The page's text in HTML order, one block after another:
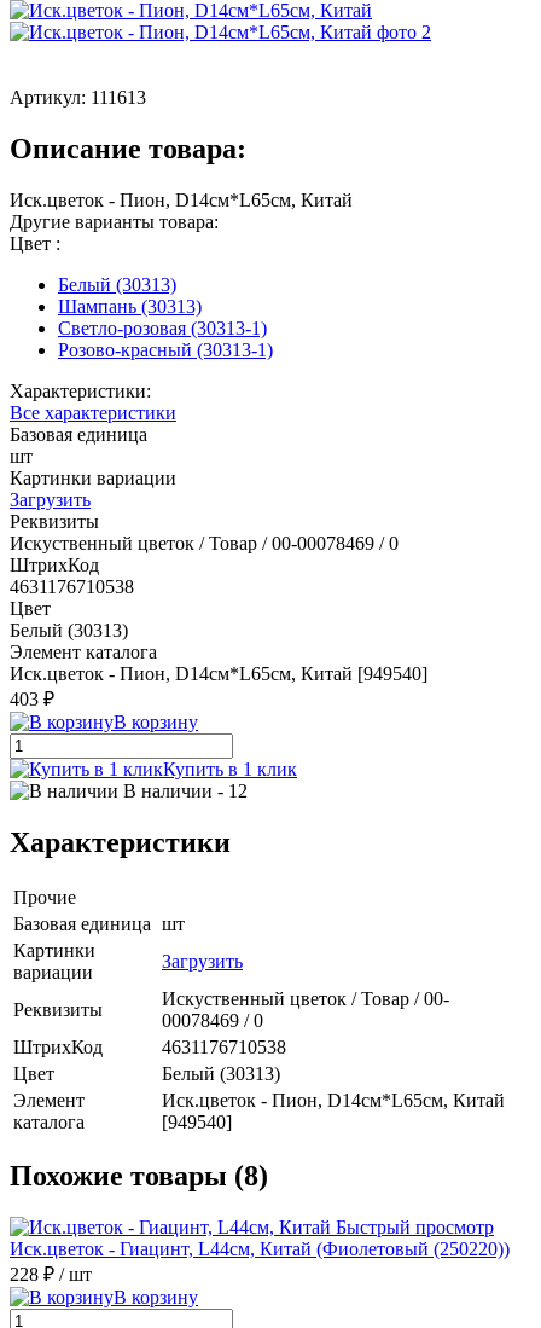
Артикул: 111613
Описание товара:
Иск.цветок - Пион, D14см*L65см, Китай
Другие варианты товара:
Цвет :
Белый (30313)
Шампань (30313)
Светло-розовая (30313-1)
Розово-красный (30313-1)
Характеристики:
Все характеристики
Базовая единица
шт
Картинки вариации
Загрузить
Реквизиты
Искуственный цветок / Товар / 00-00078469 / 0
ШтрихКод
4631176710538
Цвет
Белый (30313)
Элемент каталога
Иск.цветок - Пион, D14см*L65см, Китай [949540]
403 ₽
В корзину
Купить в 1 клик
В наличии - 12
Характеристики
Прочие
Базовая единица шт
Картинки
вариации
Загрузить
Реквизиты
Искуственный цветок / Товар / 00-
00078469 / 0
ШтрихКод
4631176710538
Цвет
Белый (30313)
Элемент
каталога
Иск.цветок - Пион, D14см*L65см, Китай
[949540]
Похожие товары (8)
Быстрый просмотр
Иск.цветок - Гиацинт, L44см, Китай (Фиолетовый (250220))
228 ₽ / шт
В корзину